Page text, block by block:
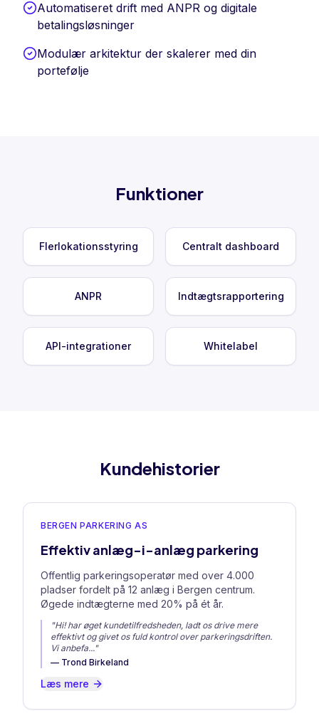
Automatiseret drift med ANPR og digitale
betalingsløsninger
Modulær arkitektur der skalerer med din
portefølje
Funktioner
Flerlokationsstyring Centralt dashboard
ANPR Indtægtsrapportering
API-integrationer Whitelabel
Kundehistorier
BERGEN PARKERING AS
Effektiv anlæg-i-anlæg parkering
Offentlig parkeringsoperatør med over 4.000
pladser fordelt på 12 anlæg i Bergen centrum.
Øgede indtægterne med 20% på ét år.
"Hi! har øget kundetilfredsheden, ladt os drive mere
effektivt og givet os fuld kontrol over parkeringsdriften.
Vi anbefa..."
— Trond Birkeland
Læs mere